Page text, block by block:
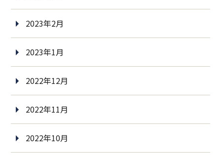
2023年2月
2023年1月
2022年12月
2022年11月
2022年10月